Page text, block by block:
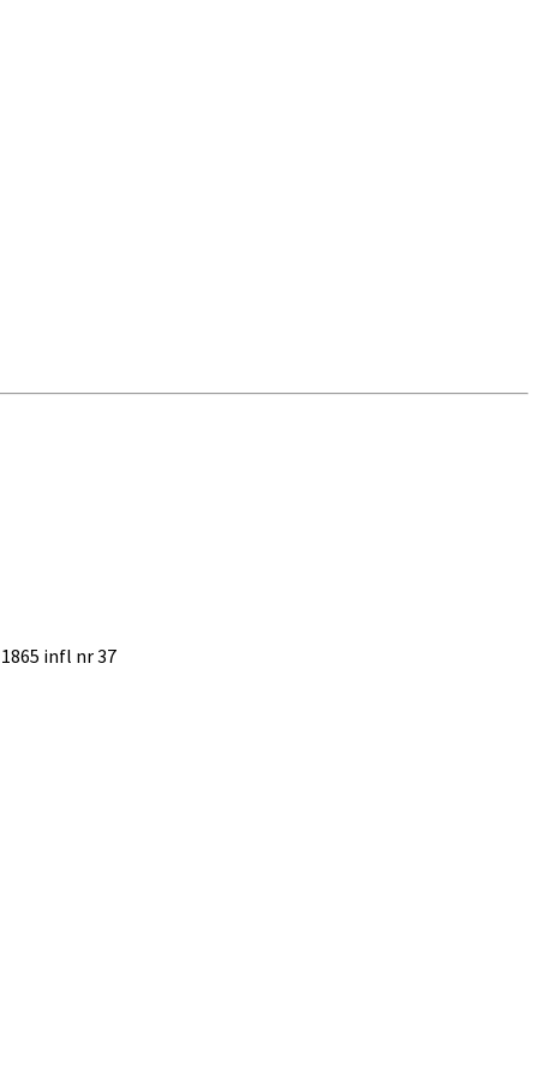
infl nr 37